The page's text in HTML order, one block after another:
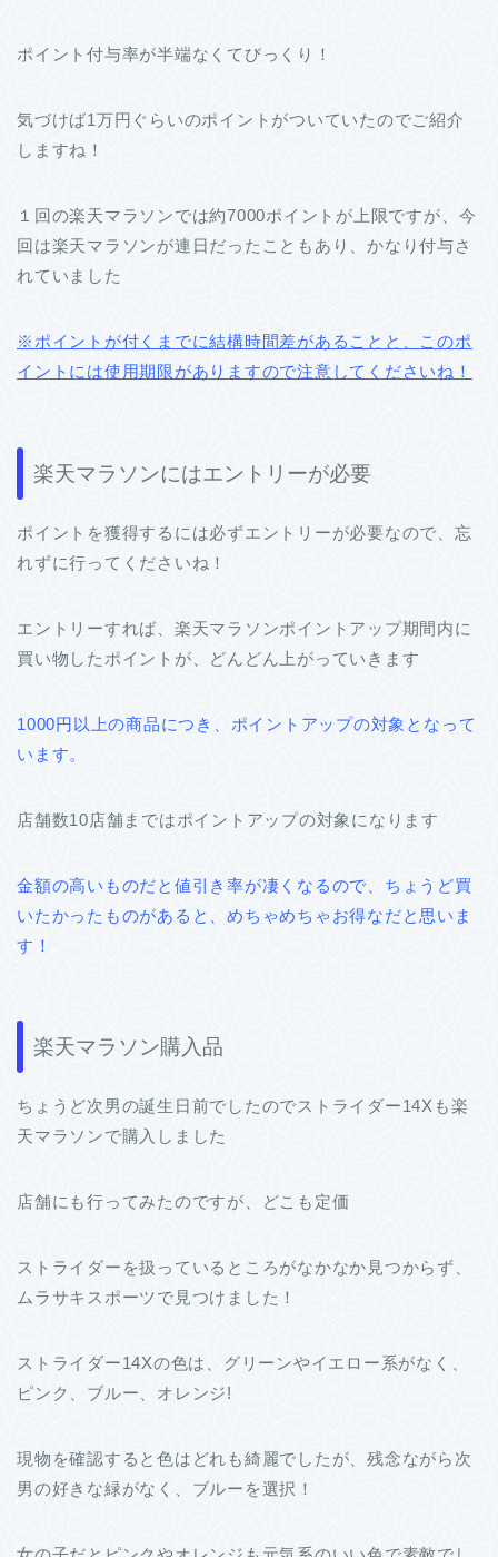
ポイント付与率が半端なくてびっくり！
気づけば1万円ぐらいのポイントがついていたのでご紹介
しますね！
１回の楽天マラソンでは約7000ポイントが上限ですが、今
回は楽天マラソンが連日だったこともあり、かなり付与さ
れていました
※ポイントが付くまでに結構時間差があることと、このポ
イントには使用期限がありますので注意してくださいね！
楽天マラソンにはエントリーが必要
ポイントを獲得するには必ずエントリーが必要なので、忘
れずに行ってくださいね！
エントリーすれば、楽天マラソンポイントアップ期間内に
買い物したポイントが、どんどん上がっていきます
1000円以上の商品につき、ポイントアップの対象となって
います。
店舗数10店舗まではポイントアップの対象になります
金額の高いものだと値引き率が凄くなるので、ちょうど買
いたかったものがあると、めちゃめちゃお得なだと思いま
す！
楽天マラソン購入品
ちょうど次男の誕生日前でしたのでストライダー14Xも楽
天マラソンで購入しました
店舗にも行ってみたのですが、どこも定価
ストライダーを扱っているところがなかなか見つからず、
ムラサキスポーツで見つけました！
ストライダー14Xの色は、グリーンやイエロー系がなく、
ピンク、ブルー、オレンジ!
現物を確認すると色はどれも綺麗でしたが、残念ながら次
男の好きな緑がなく、ブルーを選択！